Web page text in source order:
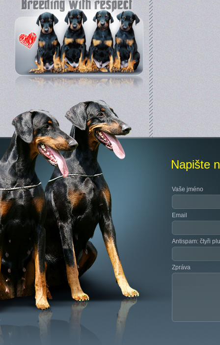
Napište
Vaše jméno
Email
Antispam: čtyři
Zpráva